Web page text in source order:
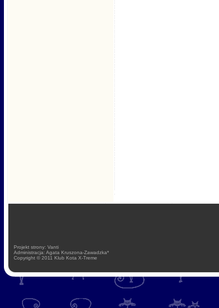
Projekt strony: Vanti
Administracja: Agata Kruszona-Zawadzka*
Copyright © 2011 Klub Kota X-Treme